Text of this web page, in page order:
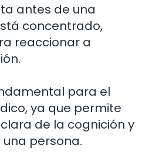
antes de una
concentrado,
reaccionar a
para el
ya que permite
de la cognición y
persona.